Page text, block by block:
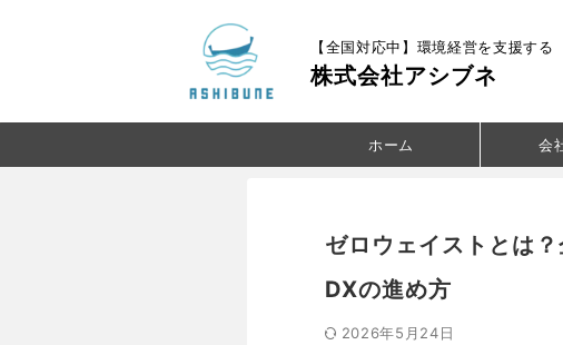
【全国対応中】環境経営を支援する
株式会社アシブネ
ホーム 会
ゼロウェイストとは
DXの進め方
2026年5月24日